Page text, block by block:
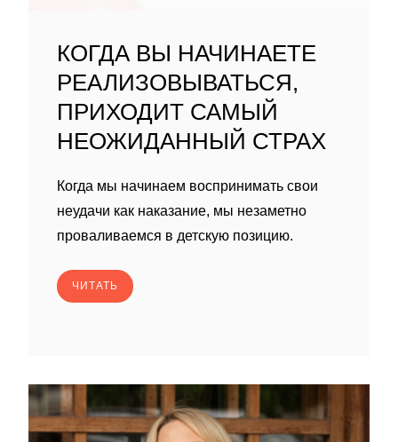
КОГДА ВЫ НАЧИНАЕТЕ
РЕАЛИЗОВЫВАТЬСЯ,
ПРИХОДИТ САМЫЙ
НЕОЖИДАННЫЙ СТРАХ
Когда мы начинаем воспринимать свои
неудачи как наказание, мы незаметно
проваливаемся в детскую позицию.
ЧИТАТЬ